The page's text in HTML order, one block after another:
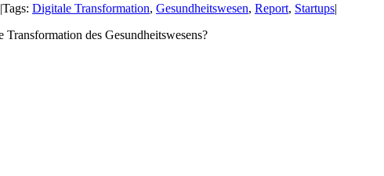
|Tags: Digitale Transformation, Gesundheitswesen, Report, Startups|
des Gesundheitswesens?